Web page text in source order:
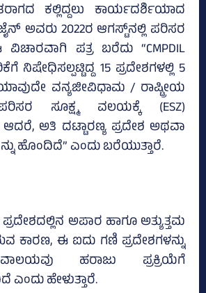
ಕಲ್ಲಿದ್ದಲು ಕಾರ್ಯದರ್ಶಿಯಾದ
ಅವರು 2022ರ ಆಗಸ್ಟ್‌ನಲ್ಲಿ ಪರಿಸರ
ಪತ್ರ ಬರೆದು “CMPDIL
ನಿಷೇಧಿಸಲ್ಪಟ್ಟಿದ್ದ 15 ಪ್ರದೇಶಗಳಲ್ಲಿ 5
ವನ್ಯಜೀವಿಧಾಮ / ರಾಷ್ಟ್ರೀಯ
ಸೂಕ್ಷ್ಮ ವಲಯಕ್ಕೆ (ESZ)
ಆದರೆ, ಅತಿ ದಟ್ಟಾರಣ್ಯ ಪ್ರದೇಶ ಅಥವಾ
ಹೊಂದಿದೆ” ಎಂದು ಬರೆಯುತ್ತಾರೆ.
ಅಪಾರ ಹಾಗೂ ಅತ್ಯುತ್ತಮ
ಕಾರಣ, ಈ ಐದು ಗಣಿ ಪ್ರದೇಶಗಳನ್ನು
ಹರಾಜು ಪ್ರಕ್ರಿಯೆಗೆ
ಹೇಳುತ್ತಾರೆ.